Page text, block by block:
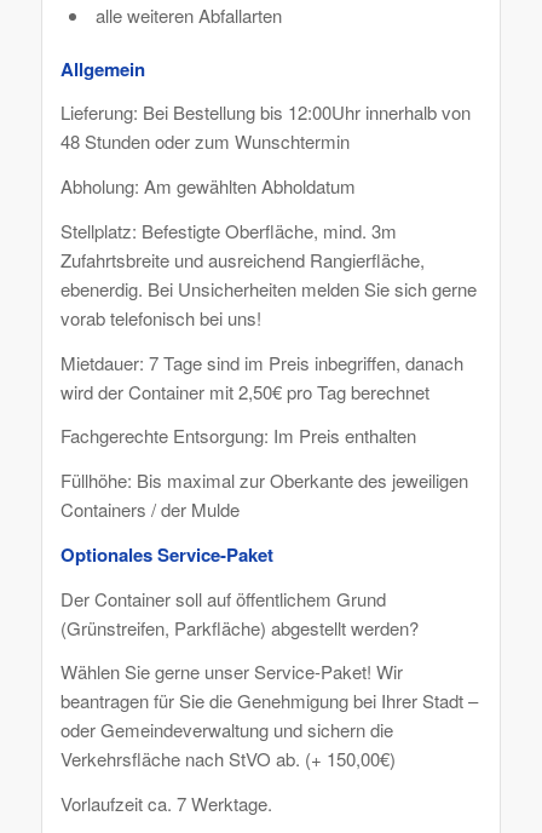
alle weiteren Abfallarten
Allgemein
Lieferung: Bei Bestellung bis 12:00Uhr innerhalb von
48 Stunden oder zum Wunschtermin
Abholung: Am gewählten Abholdatum
Stellplatz: Befestigte Oberfläche, mind. 3m
Zufahrtsbreite und ausreichend Rangierfläche,
ebenerdig. Bei Unsicherheiten melden Sie sich gerne
vorab telefonisch bei uns!
Mietdauer: 7 Tage sind im Preis inbegriffen, danach
wird der Container mit 2,50€ pro Tag berechnet
Fachgerechte Entsorgung: Im Preis enthalten
Füllhöhe: Bis maximal zur Oberkante des jeweiligen
Containers / der Mulde
Optionales Service-Paket
Der Container soll auf öffentlichem Grund
(Grünstreifen, Parkfläche) abgestellt werden?
Wählen Sie gerne unser Service-Paket! Wir
beantragen für Sie die Genehmigung bei Ihrer Stadt –
oder Gemeindeverwaltung und sichern die
Verkehrsfläche nach StVO ab. (+ 150,00€)
Vorlaufzeit ca. 7 Werktage.